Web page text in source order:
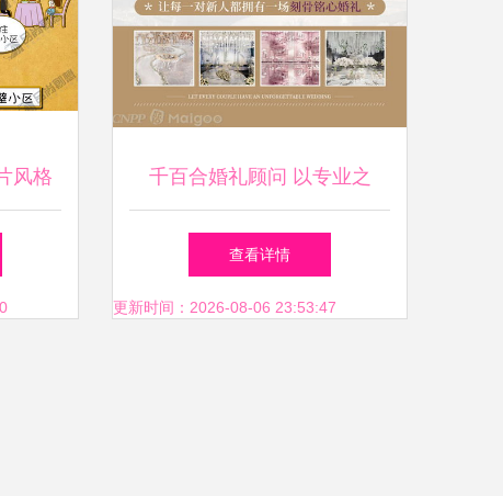
风格 千百合婚礼顾问 以专业之
心，编织爱的永恒篇章
查看详情
更新时间：2026-08-06 23:53:47